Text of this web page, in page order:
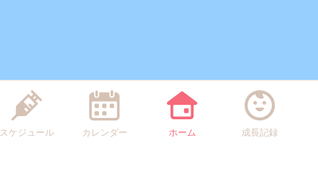
スケジュール カレンダー ホーム 成長記録